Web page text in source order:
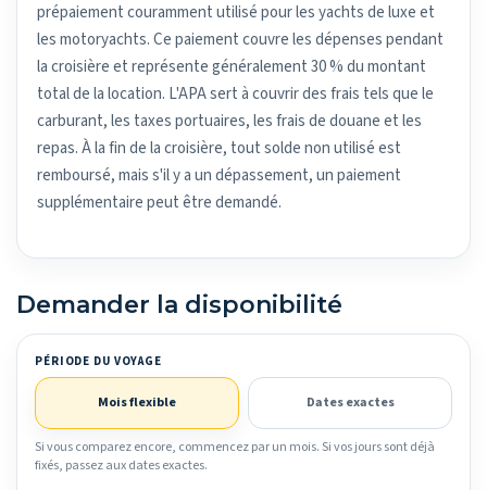
prépaiement couramment utilisé pour les yachts de luxe et
les motoryachts. Ce paiement couvre les dépenses pendant
la croisière et représente généralement 30 % du montant
total de la location. L'APA sert à couvrir des frais tels que le
carburant, les taxes portuaires, les frais de douane et les
repas. À la fin de la croisière, tout solde non utilisé est
remboursé, mais s'il y a un dépassement, un paiement
supplémentaire peut être demandé.
Demander la disponibilité
PÉRIODE DU VOYAGE
Mois flexible Dates exactes
Si vous comparez encore, commencez par un mois. Si vos jours sont déjà
fixés, passez aux dates exactes.